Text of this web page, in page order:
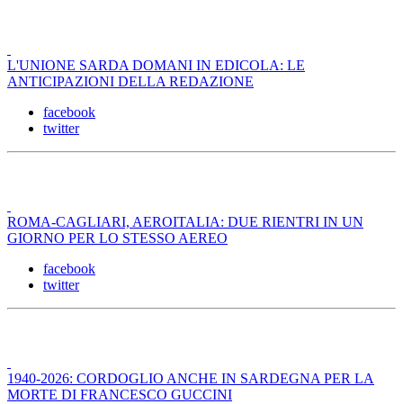
L'UNIONE SARDA DOMANI IN EDICOLA: LE
ANTICIPAZIONI DELLA REDAZIONE
facebook
twitter
ROMA-CAGLIARI, AEROITALIA: DUE RIENTRI IN UN
GIORNO PER LO STESSO AEREO
facebook
twitter
1940-2026: CORDOGLIO ANCHE IN SARDEGNA PER LA
MORTE DI FRANCESCO GUCCINI